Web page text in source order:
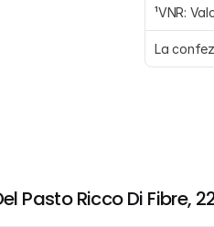
¹VNR:
La
Ricco Di Fibre,